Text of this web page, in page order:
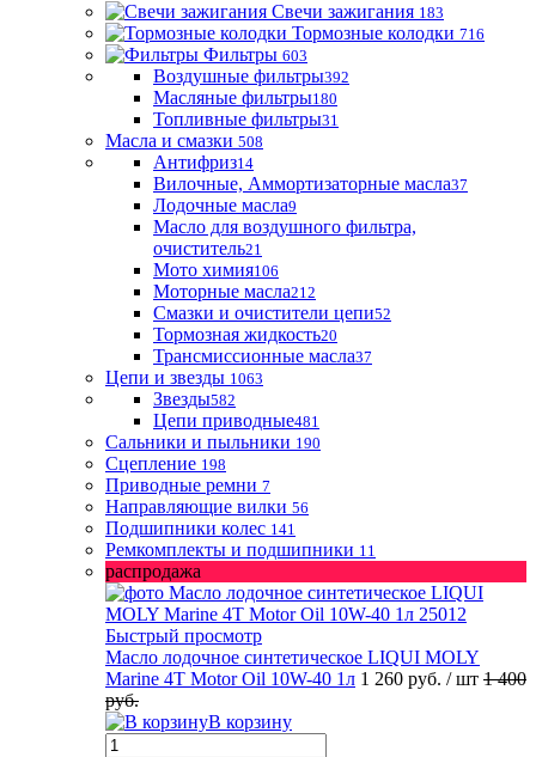
Свечи зажигания 183
Тормозные колодки 716
Фильтры 603
Воздушные фильтры392
Масляные фильтры180
Топливные фильтры31
Масла и смазки 508
Антифриз14
Вилочные, Аммортизаторные масла37
Лодочные масла9
Масло для воздушного фильтра,
очиститель21
Мото химия106
Моторные масла212
Смазки и очистители цепи52
Тормозная жидкость20
Трансмиссионные масла37
Цепи и звезды 1063
Звезды582
Цепи приводные481
Сальники и пыльники 190
Сцепление 198
Приводные ремни 7
Направляющие вилки 56
Подшипники колес 141
Ремкомплекты и подшипники 11
распродажа
Быстрый просмотр
Масло лодочное синтетическое LIQUI MOLY
Marine 4T Motor Oil 10W-40 1л 1 260 руб. / шт 1 400
руб.
В корзину